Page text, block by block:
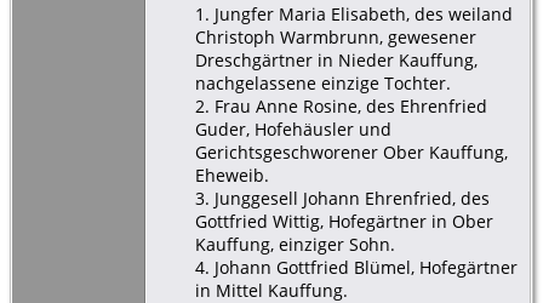
1. Jungfer Maria Elisabeth, des weiland
Christoph Warmbrunn, gewesener
Dreschgärtner in Nieder Kauffung,
nachgelassene einzige Tochter.
2. Frau Anne Rosine, des Ehrenfried
Guder, Hofehäusler und
Gerichtsgeschworener Ober Kauffung,
Eheweib.
3. Junggesell Johann Ehrenfried, des
Gottfried Wittig, Hofegärtner in Ober
Kauffung, einziger Sohn.
4. Johann Gottfried Blümel, Hofegärtner
in Mittel Kauffung.